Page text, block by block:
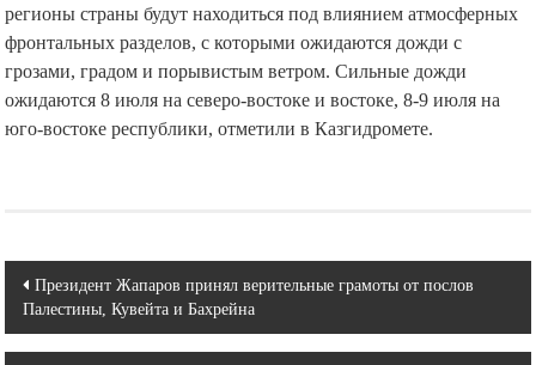
регионы страны будут находиться под влиянием атмосферных
фронтальных разделов, с которыми ожидаются дожди с
грозами, градом и порывистым ветром. Сильные дожди
ожидаются 8 июля на северо-востоке и востоке, 8-9 июля на
юго-востоке республики, отметили в Казгидромете.
Навигация
по
Президент Жапаров принял верительные грамоты от послов
Палестины, Кувейта и Бахрейна